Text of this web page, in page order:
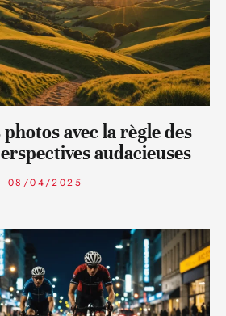
avec la règle des
audacieuses
08/04/2025